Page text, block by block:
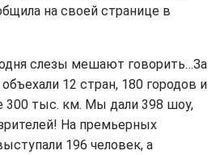
на своей странице в
слезы мешают говорить…За
12 стран, 180 городов и
300 тыс. км. Мы дали 398 шоу,
На премьерных
196 человек, а